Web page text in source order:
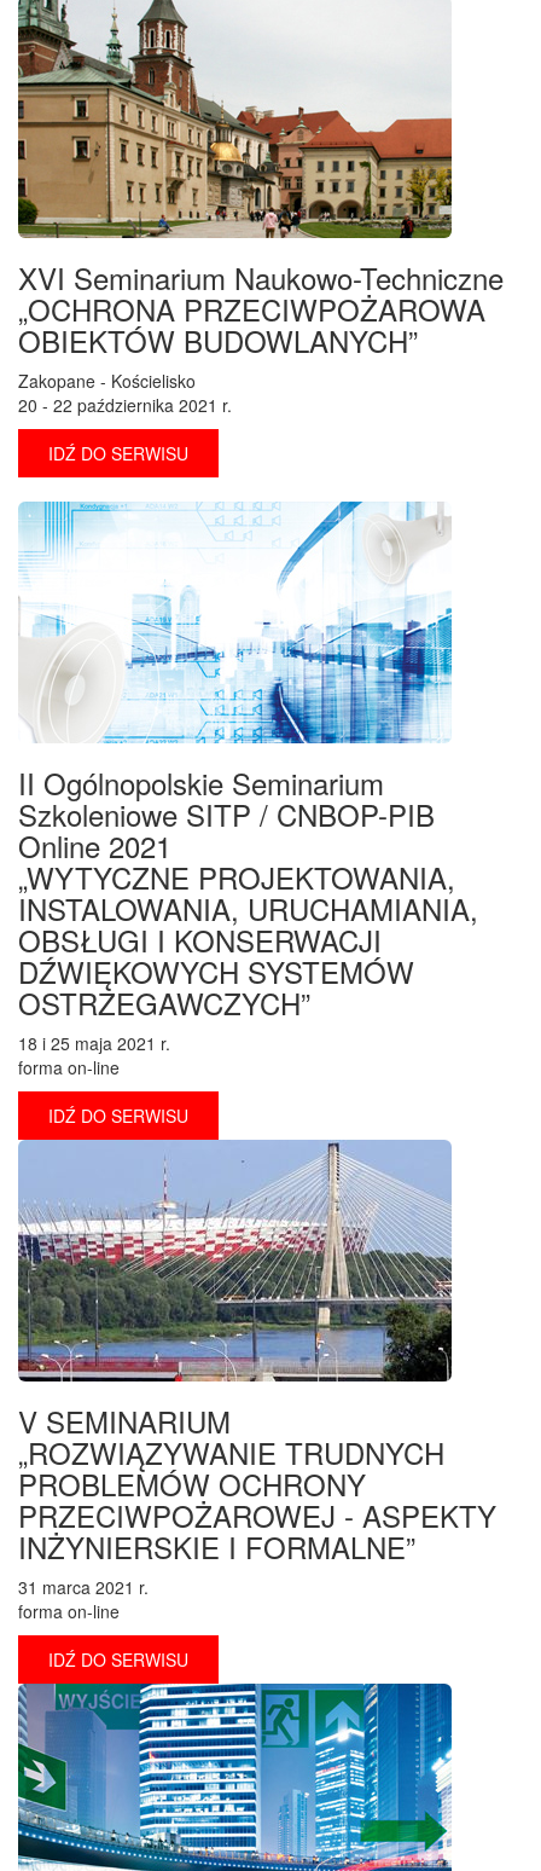
XVI Seminarium Naukowo-Techniczne
„OCHRONA PRZECIWPOŻAROWA
OBIEKTÓW BUDOWLANYCH”
Zakopane - Kościelisko
20 - 22 października 2021 r.
IDŹ DO SERWISU
II Ogólnopolskie Seminarium
Szkoleniowe SITP / CNBOP-PIB
Online 2021
„WYTYCZNE PROJEKTOWANIA,
INSTALOWANIA, URUCHAMIANIA,
OBSŁUGI I KONSERWACJI
DŹWIĘKOWYCH SYSTEMÓW
OSTRZEGAWCZYCH”
18 i 25 maja 2021 r.
forma on-line
IDŹ DO SERWISU
V SEMINARIUM
„ROZWIĄZYWANIE TRUDNYCH
PROBLEMÓW OCHRONY
PRZECIWPOŻAROWEJ - ASPEKTY
INŻYNIERSKIE I FORMALNE”
31 marca 2021 r.
forma on-line
IDŹ DO SERWISU